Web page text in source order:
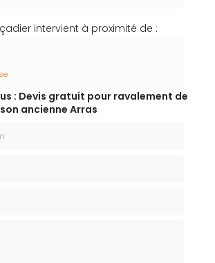
intervient à proximité de :
: Devis gratuit pour ravalement de
ancienne Arras